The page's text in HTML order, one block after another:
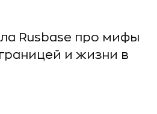
Rusbase про мифы
и жизни в